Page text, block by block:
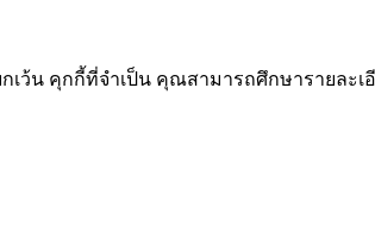
ว้น คุกกี้ที่จำเป็น คุณสามารถศึกษารายละเ